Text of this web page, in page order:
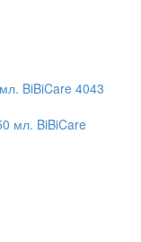
BiBiCare 4043